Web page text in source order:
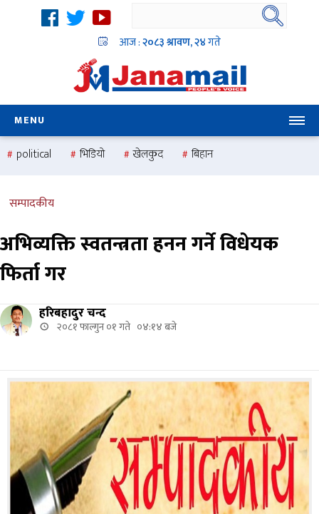
आज :२०८३ श्रावण, २४गते
MENU
political भिडियो खेलकुद
बिहान
national
सम्पादकीय
अभिव्यक्ति स्वतन्त्रता हनन गर्ने विधेयक
फिर्ता गर
हरिबहादुर चन्द
२०८१ फाल्गुन ०१ गते ०४:१४ बजे